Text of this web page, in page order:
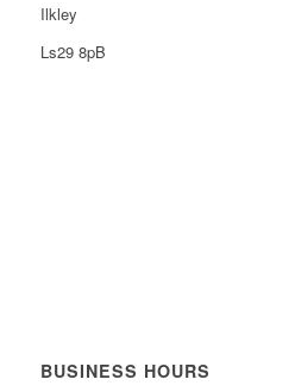
Ilkley
Ls29 8pB
BUSINESS HOURS